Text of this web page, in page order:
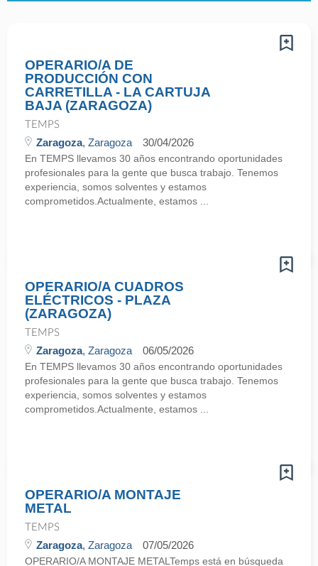
OPERARIO/A DE
PRODUCCIÓN CON
CARRETILLA - LA CARTUJA
BAJA (ZARAGOZA)
TEMPS
Zaragoza, Zaragoza 30/04/2026
En TEMPS llevamos 30 años encontrando oportunidades
profesionales para la gente que busca trabajo. Tenemos
experiencia, somos solventes y estamos
comprometidos.Actualmente, estamos ...
OPERARIO/A CUADROS
ELÉCTRICOS - PLAZA
(ZARAGOZA)
TEMPS
Zaragoza, Zaragoza 06/05/2026
En TEMPS llevamos 30 años encontrando oportunidades
profesionales para la gente que busca trabajo. Tenemos
experiencia, somos solventes y estamos
comprometidos.Actualmente, estamos ...
OPERARIO/A MONTAJE
METAL
TEMPS
Zaragoza, Zaragoza 07/05/2026
OPERARIO/A MONTAJE METALTemps está en búsqueda